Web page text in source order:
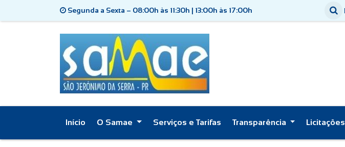
Segunda a Sexta – 08:00h às 11:30h | 13:00h às 17:00h
Início O Samae Serviços e Tarifas Transparência Licitações